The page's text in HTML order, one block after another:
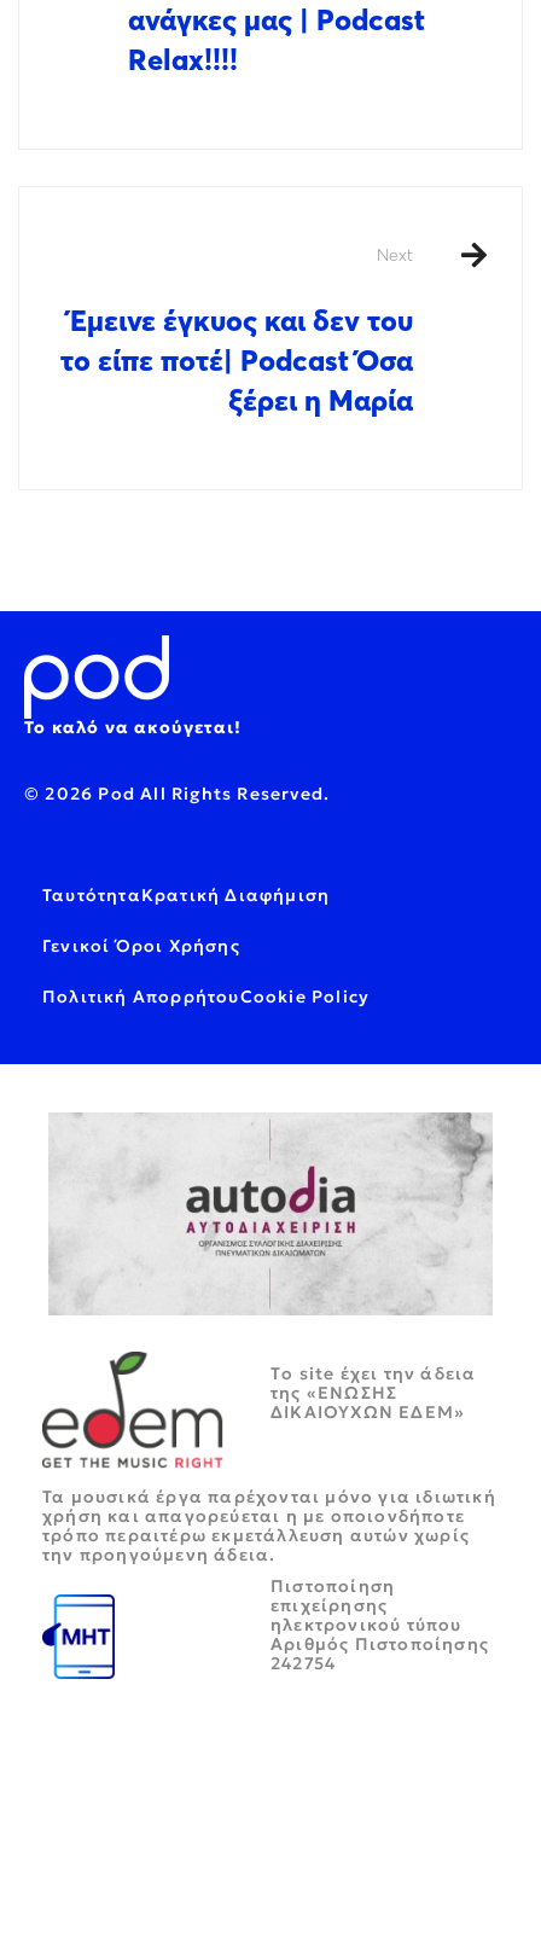
ανάγκες μας | Podcast
Relax!!!!
Next
Έμεινε έγκυος και δεν του
το είπε ποτέ| Podcast Όσα
ξέρει η Μαρία
Το καλό να ακούγεται!
© 2026 Pod All Rights Reserved.
ΤαυτότηταΚρατική Διαφήμιση
Γενικοί Όροι Χρήσης
Πολιτική ΑπορρήτουCookie Policy
Tο site έχει την άδεια
της «ΕΝΩΣΗΣ
ΔΙΚΑΙΟΥΧΩΝ ΕΔΕΜ»
Τα μουσικά έργα παρέχονται μόνο για ιδιωτική
χρήση και απαγορεύεται η με οποιονδήποτε
τρόπο περαιτέρω εκμετάλλευση αυτών χωρίς
την προηγούμενη άδεια.
Πιστοποίηση
επιχείρησης
ηλεκτρονικού τύπου
Αριθμός Πιστοποίησης
242754